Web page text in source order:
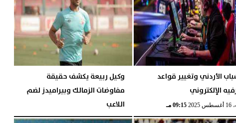
الأردني وتغيير قواعد
الإلكتروني
09:15 مـ
وكيل ربيعة يكشف حقيقة
مفاوضات الزمالك وبيراميدز لضم
اللاعب
السبت، 25 فبراير 2023 01:42 صـ